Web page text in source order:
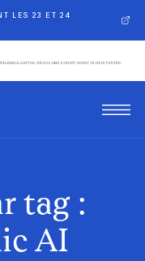
LES 23 ET 24
tag :
AI